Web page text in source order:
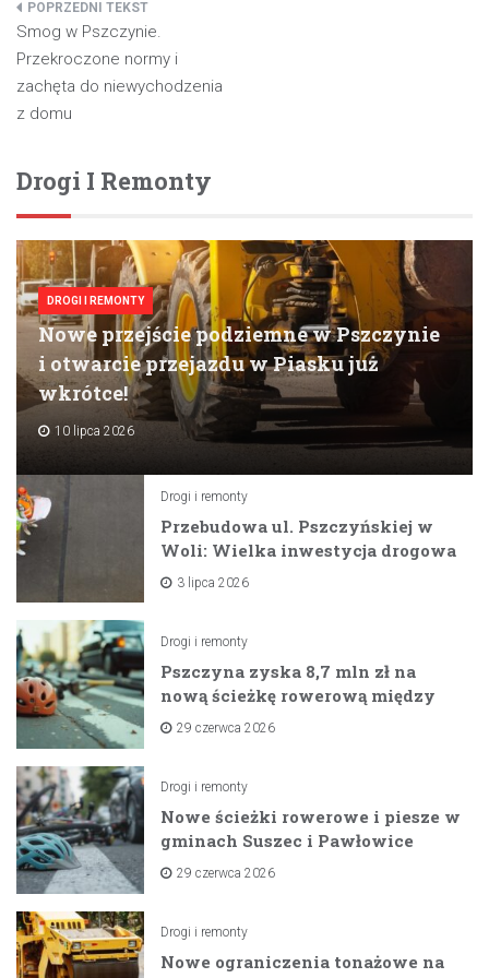
Nawigacja
wpisu
Smog w Pszczynie.
Przekroczone normy i
zachęta do niewychodzenia
z domu
Drogi I Remonty
DROGI I REMONTY
Nowe przejście podziemne w Pszczynie
i otwarcie przejazdu w Piasku już
wkrótce!
10 lipca 2026
Drogi i remonty
Przebudowa ul. Pszczyńskiej w
Woli: Wielka inwestycja drogowa
na horyzoncie
3 lipca 2026
Drogi i remonty
Pszczyna zyska 8,7 mln zł na
nową ścieżkę rowerową między
zaporami
29 czerwca 2026
Drogi i remonty
Nowe ścieżki rowerowe i piesze w
gminach Suszec i Pawłowice
dzięki unijnemu wsparciu
29 czerwca 2026
Drogi i remonty
Nowe ograniczenia tonażowe na